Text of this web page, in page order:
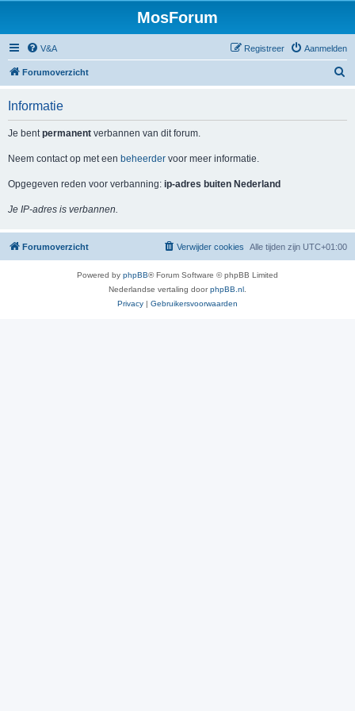
MosForum
V&A Aanmelden
Registreer
Forumoverzicht
Informatie
Je bentpermanent verbannen van dit forum.
Neem contact op met een beheerder voor meer informatie.
Opgegeven reden voor verbanning: ip-adres buiten Nederland
Je IP-adres is verbannen.
Forumoverzicht Alle tijden zijn UTC+01:00
Verwijder cookies
Powered by phpBB® Forum Software © phpBB Limited
Nederlandse vertaling doorphpBB.nl
Privacy | Gebruikersvoorwaarden